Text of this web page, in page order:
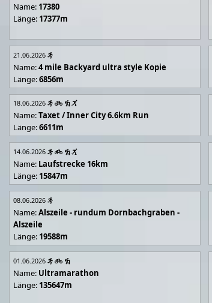
Name: 17380
Länge: 17377m
21.06.2026
Name:4 mile Backyard ultra style Kopie
Länge:6856m
18.06.2026
Name:Taxet / Inner City 6.6km Run
Länge:6611m
14.06.2026
Name: Laufstrecke 16km
Länge: 15847m
08.06.2026
Name:Alszeile - rundum Dornbachgraben -
Alszeile
Länge: 19588m
01.06.2026
Name: Ultramarathon
Länge: 135647m